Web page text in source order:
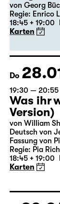
So
18:00 — 19:45
(& super
von Thomas
Regie: Elsa-
17:15 + 17:30
Karten
Fr
19:30 — 22:00
Arsen
Regie: Tina
Menü öffnen